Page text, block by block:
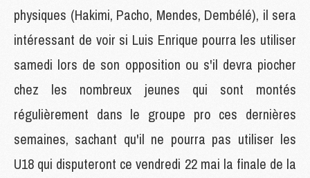
physiques (Hakimi, Pacho, Mendes, Dembélé), il sera
intéressant de voir si Luis Enrique pourra les utiliser
samedi lors de son opposition ou s'il devra piocher
chez les nombreux jeunes qui sont montés
régulièrement dans le groupe pro ces dernières
semaines, sachant qu'il ne pourra pas utiliser les
U18 qui disputeront ce vendredi 22 mai la finale de la